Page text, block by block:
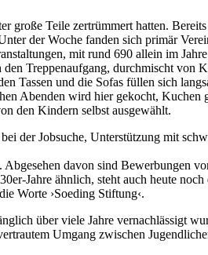
große Teile zertrümmert hatten.
der Woche fanden sich primär
mit rund 690 allein im
Treppenaufgang, durchmischt von
Tassen und die Sofas füllen sich
Abenden wird hier gekocht, Kuchen
den Kindern selbst ausgewählt.
der Jobsuche, Unterstützung mit
davon sind Bewerbungen
Jahre ähnlich, steht auch heute
Worte ›Soeding Stiftung‹.
über viele Jahre vernachlässigt
Umgang zwischen